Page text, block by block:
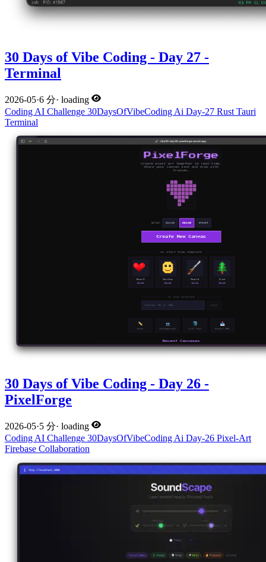
30 Days of Vibe Coding - Day 27 -
Terminal
2026-05·6 分· loading
Coding AI Challenge 30DaysOfVibeCoding Ai Day-27 Rust Tauri
Terminal
30 Days of Vibe Coding - Day 26 -
PixelForge
2026-05·5 分· loading
Coding AI Challenge 30DaysOfVibeCoding Ai Day-26 Pixel-Art
Firebase Collaboration